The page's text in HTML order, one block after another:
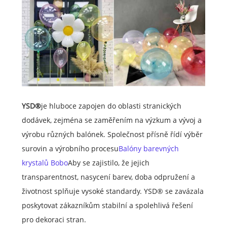
YSD®je hluboce zapojen do oblasti stranických
dodávek, zejména se zaměřením na výzkum a vývoj a
výrobu různých balónek. Společnost přísně řídí výběr
surovin a výrobního procesuBalóny barevných
krystalů BoboAby se zajistilo, že jejich
transparentnost, nasycení barev, doba odpružení a
životnost splňuje vysoké standardy. YSD® se zavázala
poskytovat zákazníkům stabilní a spolehlivá řešení
pro dekoraci stran.